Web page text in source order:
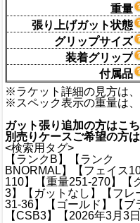
重量
張り上げガット状態
グリップサイズ
装着グリップ
付属品
※ラケット詳細の見方は、
※スペック表示の重量は、
ガット張り追加の方は
別売りケースご希望の
<検索用タグ>
【ランクB】【ランク
BNORMAL】【フェイス
110】【重量251-270】【
3】【ガットなし】【フレ
31-36】【ゴールド】【ブ
【CSB3】【2026年3月3日